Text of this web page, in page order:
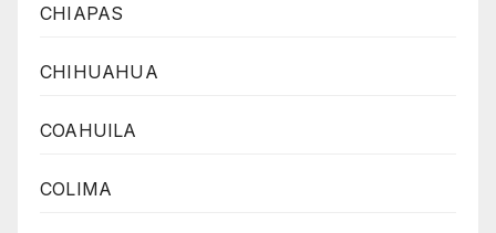
CHIAPAS
CHIHUAHUA
COAHUILA
COLIMA